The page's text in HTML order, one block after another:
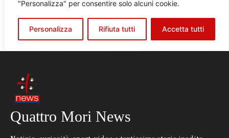
Quattro Mori News